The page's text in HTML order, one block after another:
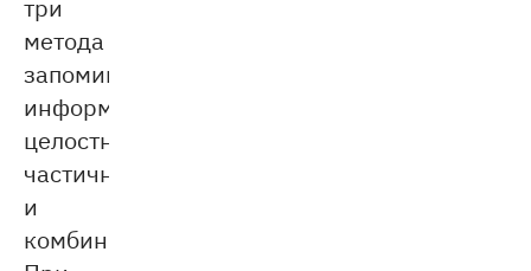
три
метода
запоминания
информации:
целостный,
частичный
и
комбинированный.